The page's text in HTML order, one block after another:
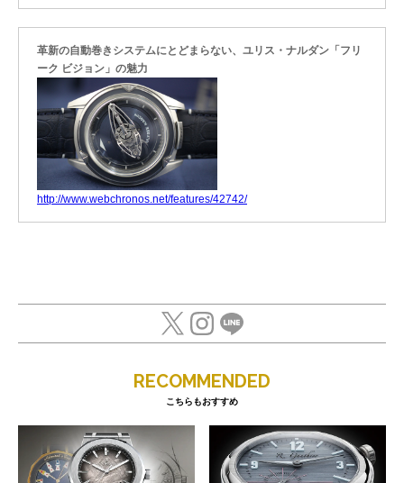
革新の自動巻きシステムにとどまらない、ユリス・ナルダン「フリ
ーク ビジョン」の魅力
http://www.webchronos.net/features/42742/
RECOMMENDED
こちらもおすすめ